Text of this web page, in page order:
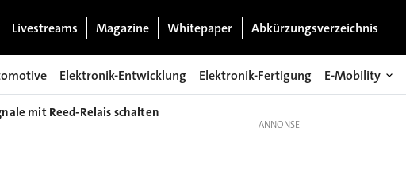
Livestreams Magazine Whitepaper Abkürzungsverzeichnis
Elektronik-Entwicklung Elektronik-Fertigung E-Mobility
mit Reed-Relais schalten